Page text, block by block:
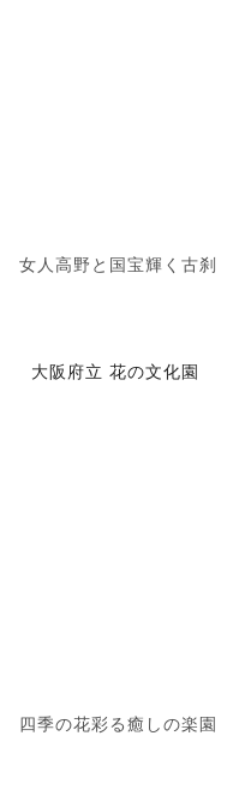
女人高野と国宝輝く古刹
大阪府立 花の文化園
四季の花彩る癒しの楽園